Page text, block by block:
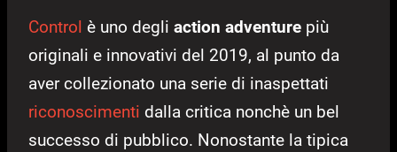
Control è uno degli action adventure più
originali e innovativi del 2019, al punto da
aver collezionato una serie di inaspettati
riconoscimenti dalla critica nonchè un bel
successo di pubblico. Nonostante la tipica